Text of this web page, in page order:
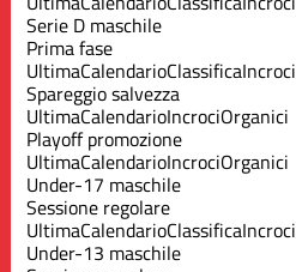
Serie D maschile
Prima fase
UltimaCalendarioClassificaIncroci
Spareggio salvezza
UltimaCalendarioIncrociOrganici
Playoff promozione
UltimaCalendarioIncrociOrganici
Under-17 maschile
Sessione regolare
UltimaCalendarioClassificaIncroci
Under-13 maschile